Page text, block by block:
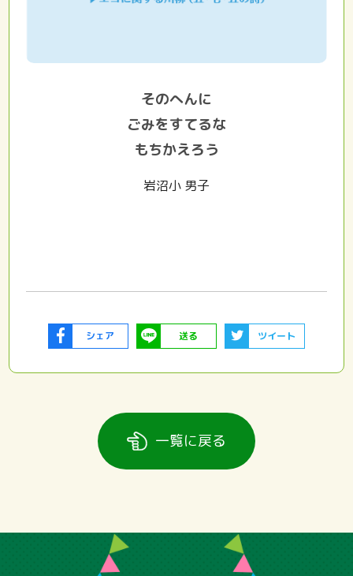
そのへんに
ごみをすてるな
もちかえろう
岩沼小 男子
シェア 送る ツイート
一覧に戻る